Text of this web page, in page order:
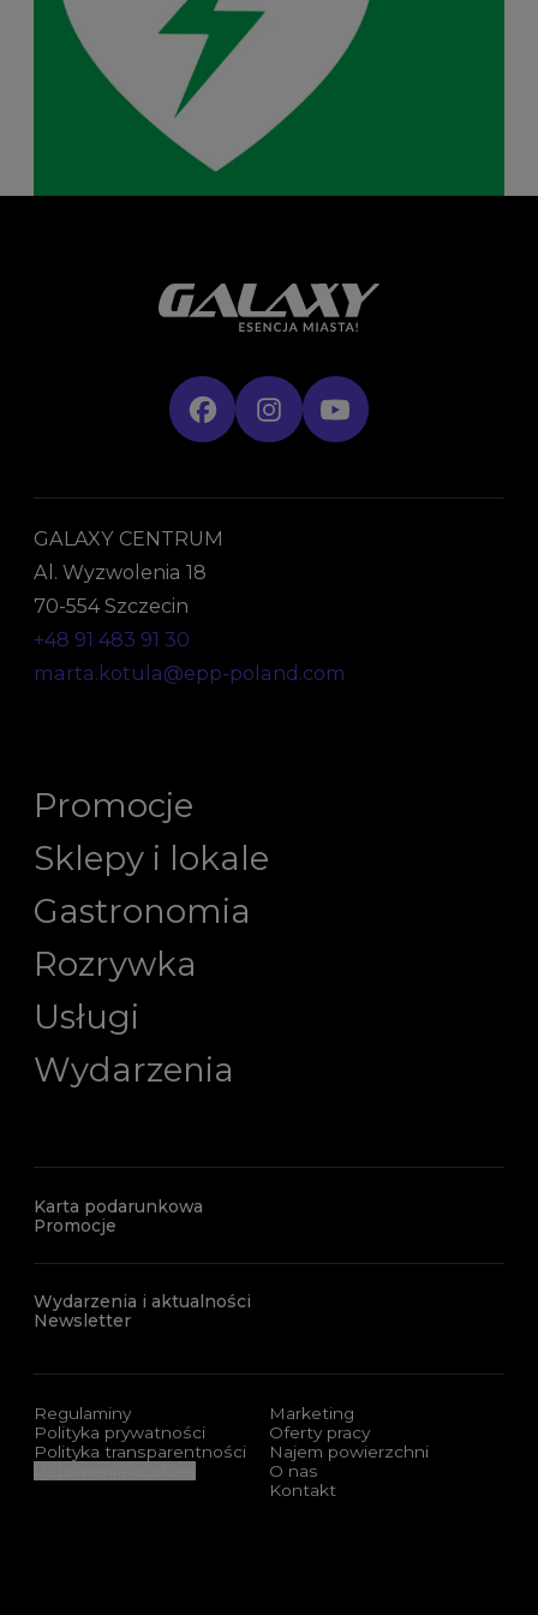
GALAXY CENTRUM
Al. Wyzwolenia 18
70-554 Szczecin
+48 91 483 91 30
marta.kotula@epp-poland.com
Promocje
Sklepy i lokale
Gastronomia
Rozrywka
Usługi
Wydarzenia
Karta podarunkowa
Promocje
Wydarzenia i aktualności
Newsletter
Regulaminy
Polityka prywatności
Polityka transparentności
Marketing
Oferty pracy
Najem powierzchni
O nas
Kontakt